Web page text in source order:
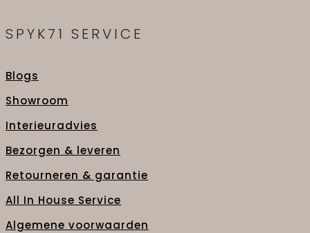
SPYK71 SERVICE
Blogs
Showroom
Interieuradvies
Bezorgen & leveren
Retourneren & garantie
All In House Service
Algemene voorwaarden